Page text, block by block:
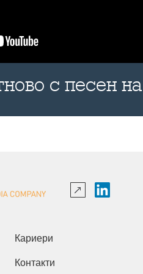
с песен
Кариери
Контакти